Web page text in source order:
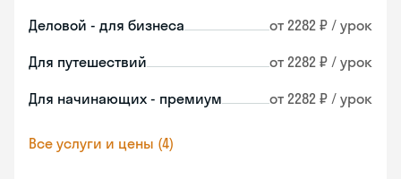
Деловой - для бизнеса от 2282 ₽ / урок
Для путешествий от 2282 ₽ / урок
Для начинающих - премиум от 2282 ₽ / урок
Все услуги и цены (4)